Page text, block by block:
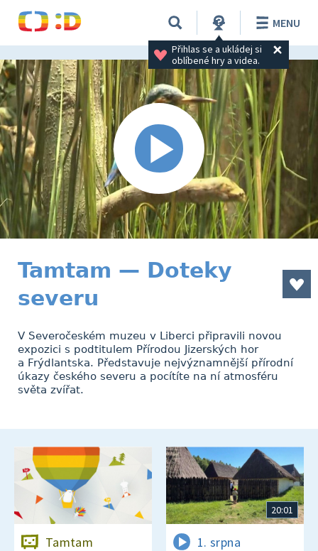
Přihlas se a ukládej si
oblíbené hry a videa.
MENU
Tamtam — Doteky
severu
V Severočeském muzeu v Liberci připravili novou
expozici s podtitulem Přírodou Jizerských hor
a Frýdlantska. Představuje nejvýznamnější přírodní
úkazy českého severu a pocítíte na ní atmosféru
světa zvířat.
Tamtam
20:01
1. srpna